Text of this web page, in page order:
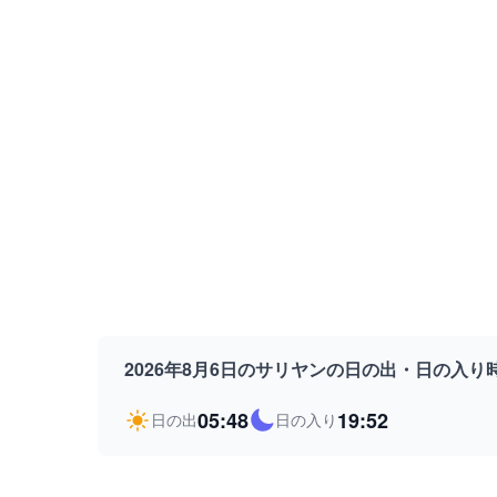
2026年8月6日のサリヤンの日の出・日の入り
日の出05:48 日の入り 19:52